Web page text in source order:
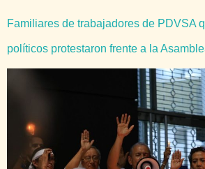
Familiares de trabajadores de PDVSA
políticos protestaron frente a la